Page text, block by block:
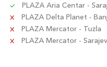
PLAZA Aria Centar -
PLAZA Delta Planet -
PLAZA Mercator - Tuzla
PLAZA Mercator -